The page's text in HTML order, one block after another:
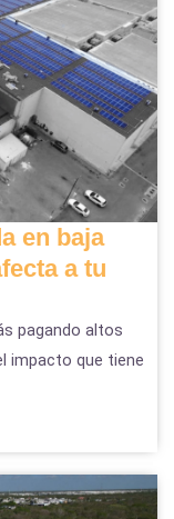
en baja
a tu
pagando altos
impacto que tiene